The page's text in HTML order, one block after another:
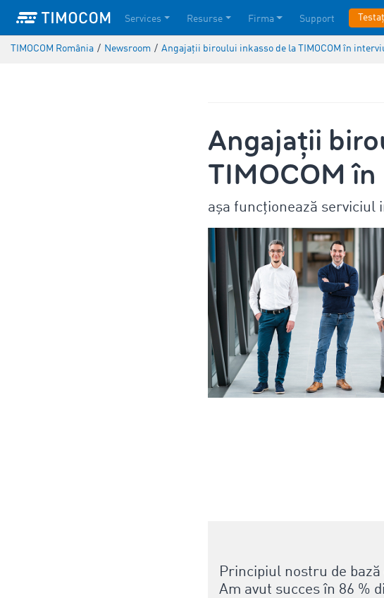
Services Resurse Firma Support
TIMOCOM România / Newsroom / Angajații biroului inkasso de la TIMOCOM în
Angajații
TIMOCOM
așa funcționează serviciul
Principiul nostru de
Am avut succes în 86 %